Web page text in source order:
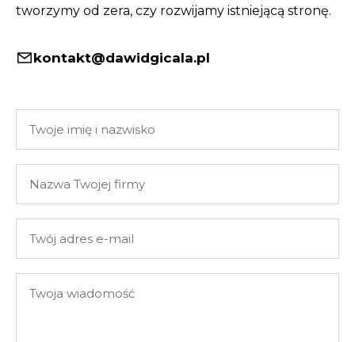
tworzymy od zera, czy rozwijamy istniejącą stronę.
kontakt@dawidgicala.pl
imię
nazwisko
Twojej
adres
mail
wiadomość